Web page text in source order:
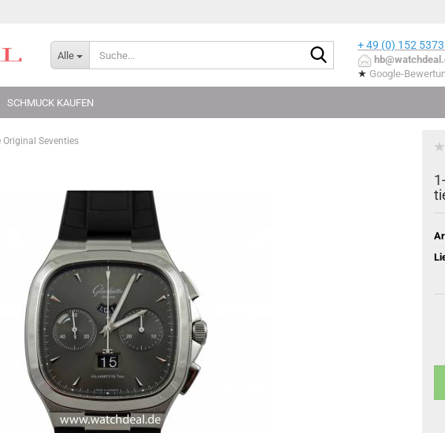
Alle
Suche...+ 49 (0) 152
★ Google-
SCHMUCK KAUFEN
Seventies